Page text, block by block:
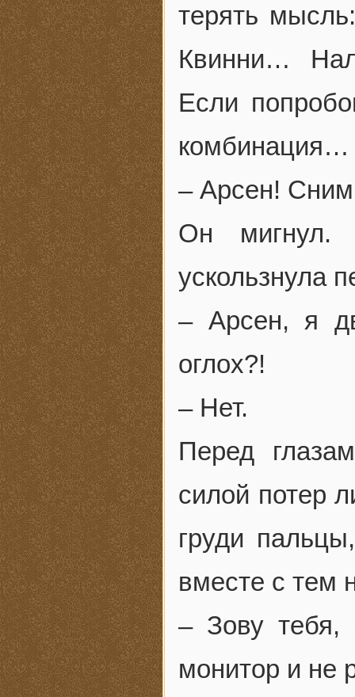
терять
Квинни…
Если
комбинация…
– Арсен!
Он мигнул.
ускользнула
– Арсен, я
оглох?!
– Нет.
Перед
силой потер
груди
вместе с тем
– Зову тебя,
монитор и не